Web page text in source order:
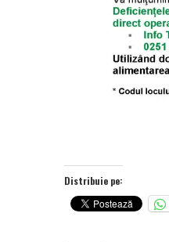
Distribuie pe: